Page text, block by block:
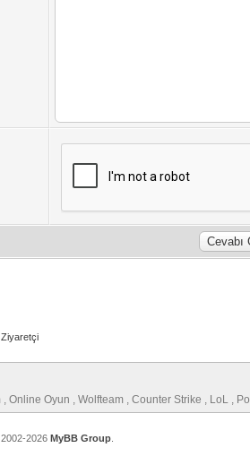
Online Oyun , Wolfteam , Counter Strike , LoL ,
2002-2026 MyBB Group